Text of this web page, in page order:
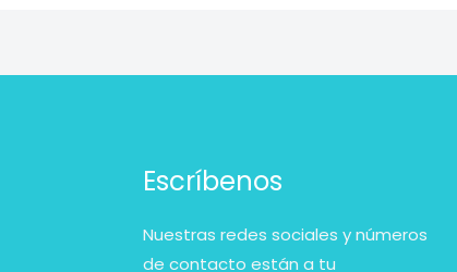
Escríbenos
Nuestras redes sociales y números
de contacto están a tu